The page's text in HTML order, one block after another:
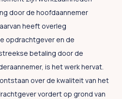
door de hoofdaannemer
heeft overleg
opdrachtgever en de
betaling door de
is het werk hervat.
over de kwaliteit van het
vordert op grond van